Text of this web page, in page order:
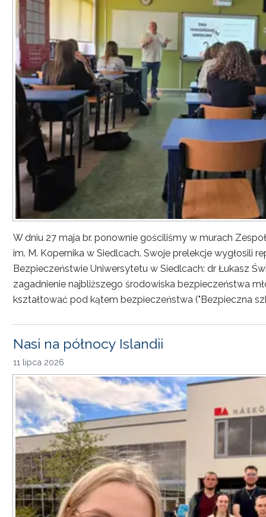
W dniu 27 maja br. ponownie gościliśmy w murach
im. M. Kopernika w Siedlcach. Swoje prelekcje wygłosili
Bezpieczeństwie Uniwersytetu w Siedlcach: dr Łukasz
zagadnienie najbliższego środowiska bezpieczeństwa
kształtować pod kątem bezpieczeństwa ("Bezpieczna
Nasi na północy Islandii
11 lipca 2026